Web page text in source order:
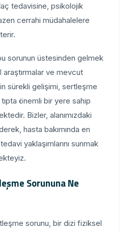
tedavisine, psikolojik
cerrahi müdahalelere
bu sorunun üstesinden gelmek
araştırmalar ve mevcut
sürekli gelişimi, sertleşme
önemli bir yere sahip
Bizler, alanımızdaki
hasta bakımında en
yaklaşımlarını sunmak
Sorununa Ne
sorunu, bir dizi fiziksel